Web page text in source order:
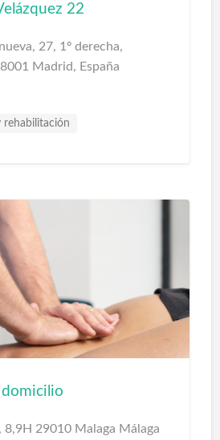
22
27, 1º derecha,
Madrid, España
rehabilitación
domicilio
8,9H 29010 Malaga Málaga